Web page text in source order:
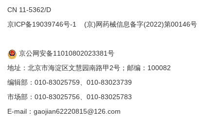
CN 11-5362/D
京ICP备19039746号-1 (京)网药械信息备字(2022)第00146号
京公网安备11010802023381号
地址：北京市海淀区文慧园南路甲2号；邮编：100082
编辑部：010-83025759、010-83023739
市场部：010-83025756、010-83025783
E-mail：gaojian62220815@126.com